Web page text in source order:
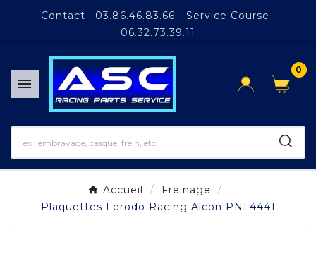
Contact : 03.86.46.83.66 - Service Course :
06.32.73.39.11

0
Accueil
Freinage
Plaquettes Ferodo Racing Alcon PNF4441